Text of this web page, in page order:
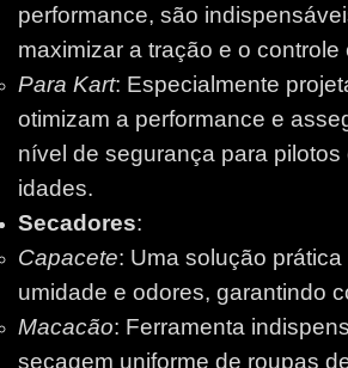
performance, são
maximizar a tração e o controle
Para Kart: Especialmente
otimizam a performance e
nível de segurança para pilotos
idades.
Secadores:
Capacete: Uma solução
umidade e odores, garantindo
Macacão: Ferramenta
secagem uniforme de roupas